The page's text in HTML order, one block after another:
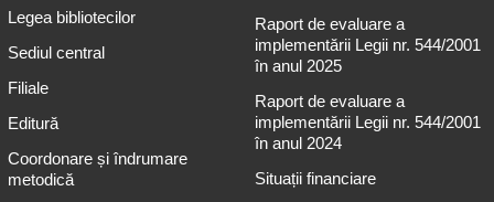
Legea bibliotecilor
Sediul central
Filiale
Editură
Coordonare și îndrumare
metodică
Raport de evaluare a
implementării Legii nr. 544/2001
în anul 2025
Raport de evaluare a
implementării Legii nr. 544/2001
în anul 2024
Situații financiare